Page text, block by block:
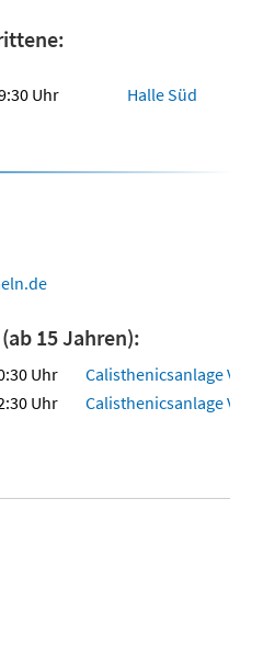
Uhr Halle Süd
15 Jahren):
Uhr
Calisthenicsanlage VfL-
Uhr Calisthenicsanlage VfL-